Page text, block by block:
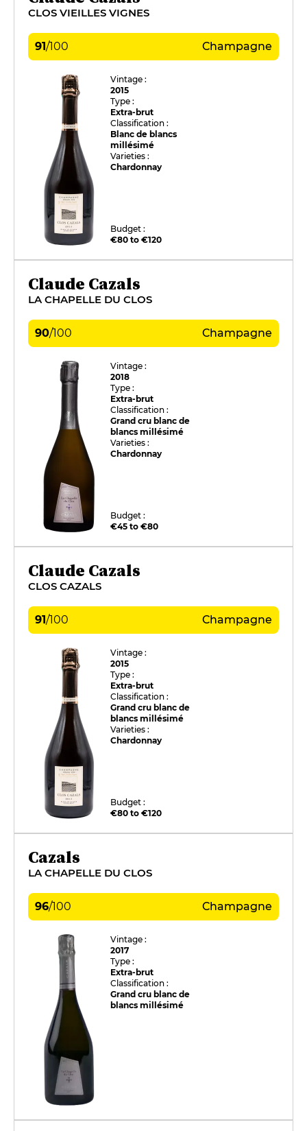
CLOS VIEILLES VIGNES
91/100 Champagne
Vintage :
2015
Type :
Extra-brut
Classification :
Blanc de blancs
millésimé
Varieties :
Chardonnay
Budget :
€80 to €120
Claude Cazals
LA CHAPELLE DU CLOS
90/100 Champagne
Vintage :
2018
Type :
Extra-brut
Classification :
Grand cru blanc de
blancs millésimé
Varieties :
Chardonnay
Budget :
€45 to €80
Claude Cazals
CLOS CAZALS
91/100 Champagne
Vintage :
2015
Type :
Extra-brut
Classification :
Grand cru blanc de
blancs millésimé
Varieties :
Chardonnay
Budget :
€80 to €120
Cazals
LA CHAPELLE DU CLOS
96/100 Champagne
Vintage :
2017
Type :
Extra-brut
Classification :
Grand cru blanc de
blancs millésimé